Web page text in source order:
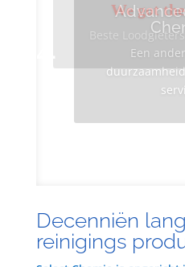
Een
We got
Beste
Decenniën
reinigings